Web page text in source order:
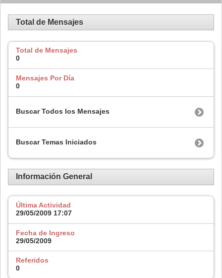
Total de Mensajes
Total de Mensajes
0
Mensajes Por Día
0
Buscar Todos los Mensajes
Buscar Temas Iniciados
Información General
Última Actividad
29/05/2009 17:07
Fecha de Ingreso
29/05/2009
Referidos
0